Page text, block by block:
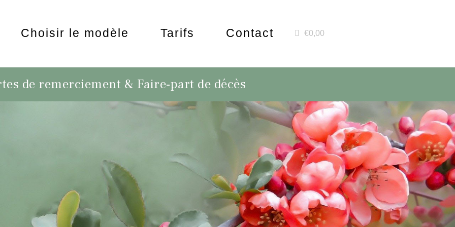
Choisir le modèle Tarifs Contact €0,00
de remerciement & Faire-part de décès